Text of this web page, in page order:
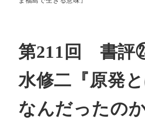
第211回 書
水修二『原発
なんだったの